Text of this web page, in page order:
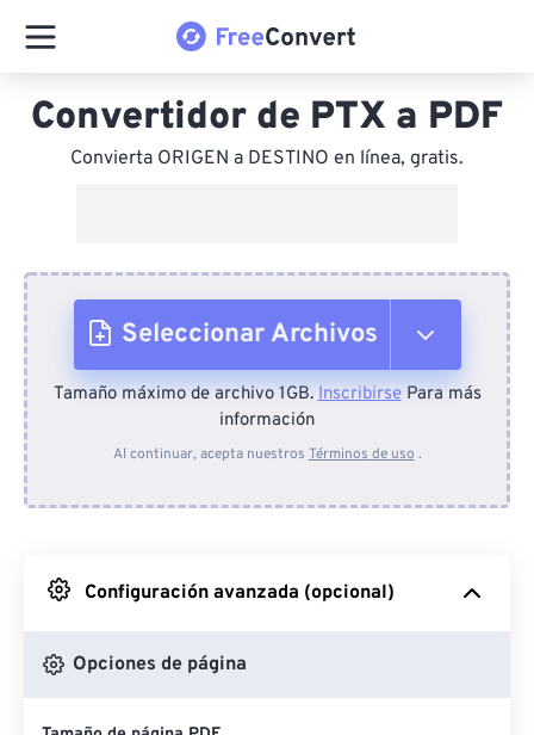
Convertidor de PTX a PDF
Convierta ORIGEN a DESTINO en línea, gratis.
Seleccionar Archivos
Desde el dispositivo
Desde Google Drive
Desde OneDrive
Tamaño máximo de archivo 1GB.InscribirsePara más
información
Al continuar, acepta nuestros Términos de uso .
Configuración avanzada (opcional)
Opciones de página